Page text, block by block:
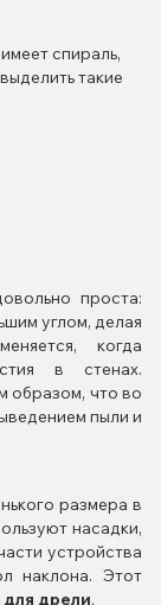
спираль,
такие
проста:
углом, делая
когда
в стенах.
образом, что во
пыли и
размера в
насадки,
устройства
наклона. Этот
для дрели.